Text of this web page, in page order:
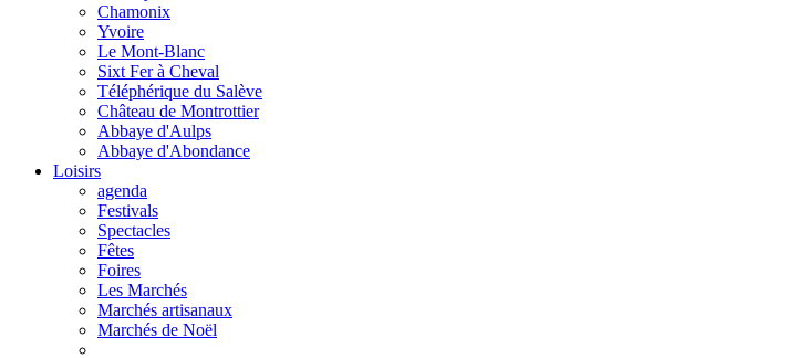
Chamonix
Yvoire
Le Mont-Blanc
Sixt Fer à Cheval
Téléphérique du Salève
Château de Montrottier
Abbaye d'Aulps
Abbaye d'Abondance
Loisirs
agenda
Festivals
Spectacles
Fêtes
Foires
Les Marchés
Marchés artisanaux
Marchés de Noël